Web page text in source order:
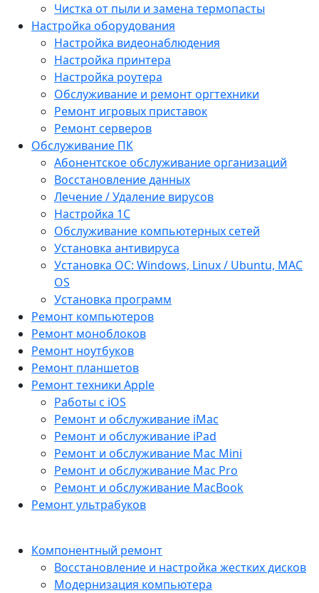
Чистка от пыли и замена термопасты
Настройка оборудования
Настройка видеонаблюдения
Настройка принтера
Настройка роутера
Обслуживание и ремонт оргтехники
Ремонт игровых приставок
Ремонт серверов
Обслуживание ПК
Абонентское обслуживание организаций
Восстановление данных
Лечение / Удаление вирусов
Настройка 1С
Обслуживание компьютерных сетей
Установка антивируса
Установка ОС: Windows, Linux / Ubuntu, МАС
OS
Установка программ
Ремонт компьютеров
Ремонт моноблоков
Ремонт ноутбуков
Ремонт планшетов
Ремонт техники Apple
Работы с iOS
Ремонт и обслуживание iMac
Ремонт и обслуживание iPad
Ремонт и обслуживание Mac Mini
Ремонт и обслуживание Mac Pro
Ремонт и обслуживание MacBook
Ремонт ультрабуков
Компонентный ремонт
Восстановление и настройка жестких дисков
Модернизация компьютера